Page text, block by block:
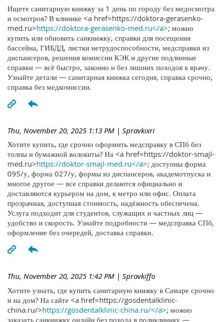
Ищете санитарную книжку за 1 день по городу без медосмотра
и осмотров? В клинике <a href=https://doktora-gerasenko-
med.ru>https://doktora-gerasenko-med.ru</a>; можно
купить или обновить санкнижку, справки для посещения
бассейна, ГИБДД, листки нетрудоспособности, медсправки из
диспансеров, решения комиссии КЭК и другие подлинные
справки — всё быстро, законно и без лишних походов к врачу.
Узнайте детали — санитарная книжка сегодня, справка срочно,
справка без медкомиссии.
Thu, November 20, 2025 1:13 PM | Spravkixri
Хотите купить, где срочно оформить медсправку в СПб без
толпы и бумажной волокиты? На <a href=https://doktor-smajl-
med.ru>https://doktor-smajl-med.ru</a>; доступны форма
095/у, форма 027/у, формы из диспансеров, академотпуска и
многое другое — все справки делаются официально и
доставляются курьером на дом, к метро или офис. Оплата
прозрачная, доступная стоимость, надёжность обеспечена.
Услуга подходит для студентов, служащих и частных лиц —
удобство и скорость. Узнайте подробности — медсправка СПб,
оформление без очередей, доставка справки.
Thu, November 20, 2025 1:42 PM | Spravkiffo
Хотите узнать, где купить санитарную книжку в Самаре срочно
и на дом? На сайте <a href=https://gosdentalklinic-
china.ru/>https://gosdentalklinic-china.ru/</a>; можно
заказать санкнижку онлайн без похода в поликлинику —